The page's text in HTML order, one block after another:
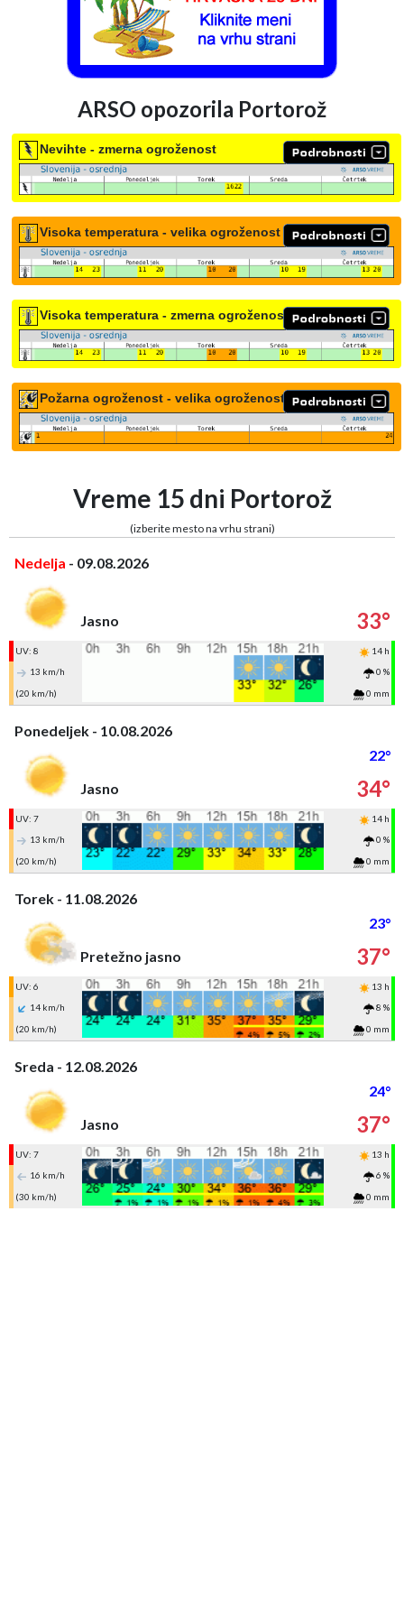
ARSO opozorila Portorož
Nevihte - zmerna ogroženost
Visoka temperatura - velika ogroženost
Visoka temperatura - zmerna ogroženost
Požarna ogroženost - velika ogroženost
Vreme 15 dni Portorož
(izberite mesto na vrhu strani)
Nedelja - 09.08.2026
Jasno 33°
UV: 8
14 h
13 km/h
0 %
(20 km/h)
0 mm
Ponedeljek - 10.08.2026
22°
Jasno
34°
UV: 7
14 h
13 km/h
0 %
(20 km/h)
0 mm
Torek - 11.08.2026
23°
Pretežno jasno
37°
UV: 6
13 h
14 km/h
8 %
(20 km/h)
0 mm
Sreda - 12.08.2026
24°
Jasno
37°
UV: 7
13 h
16 km/h
6 %
(30 km/h)
0 mm